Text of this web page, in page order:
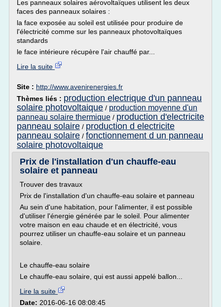
Les panneaux solaires aérovoltaïques utilisent les deux
faces des panneaux solaires :
la face exposée au soleil est utilisée pour produire de
l'électricité comme sur les panneaux photovoltaïques
standards
le face intérieure récupère l'air chauffé par...
Lire la suite
Site : http://www.avenirenergies.fr
Thèmes liés : production electrique d'un panneau
solaire photovoltaique / production moyenne d'un
panneau solaire thermique / production d'electricite
panneau solaire / production d electricite
panneau solaire / fonctionnement d un panneau
solaire photovoltaique
Prix de l'installation d'un chauffe-eau
solaire et panneau
Trouver des travaux
Prix de l'installation d'un chauffe-eau solaire et panneau
Au sein d'une habitation, pour l'alimenter, il est possible
d'utiliser l'énergie générée par le soleil. Pour alimenter
votre maison en eau chaude et en électricité, vous
pourrez utiliser un chauffe-eau solaire et un panneau
solaire.
Le chauffe-eau solaire
Le chauffe-eau solaire, qui est aussi appelé ballon...
Lire la suite
Date: 2016-06-16 08:08:45